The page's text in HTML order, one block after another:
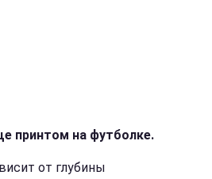
принтом на футболке.
от глубины